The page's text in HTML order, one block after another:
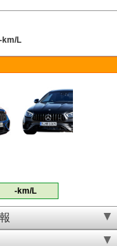
-km/L
-km/L